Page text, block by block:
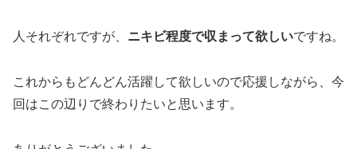
人それぞれですが、 ニキビ程度で収まって欲しいですね。
これからもどんどん活躍して欲しいので応援しながら、今
回はこの辺りで終わりたいと思います。